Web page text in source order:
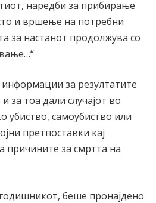
наредби за прибирање
и вршење на потребни
за настанот продолжува со
за резултатите
за тоа дали случајот во
убиство, самоубиство или
претпоставки кај
причините за смртта на
беше пронајдено